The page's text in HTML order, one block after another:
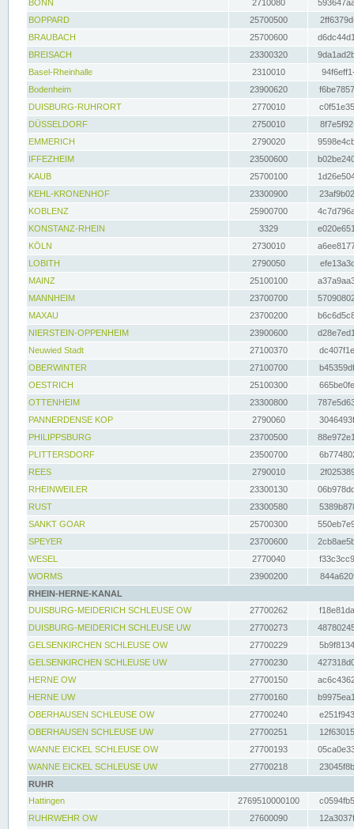
BONN
2710080
BOPPARD
25700500
BRAUBACH
25700600
BREISACH
23300320
Basel-Rheinhalle
2310010
Bodenheim
23900620
DUISBURG-RUHRORT
2770010
DÜSSELDORF
2750010
EMMERICH
2790020
IFFEZHEIM
23500600
KAUB
25700100
KEHL-KRONENHOF
23300900
KOBLENZ
25900700
KONSTANZ-RHEIN
3329
KÖLN
2730010
LOBITH
2790050
MAINZ
25100100
MANNHEIM
23700700
MAXAU
23700200
NIERSTEIN-OPPENHEIM
23900600
Neuwied Stadt
27100370
OBERWINTER
27100700
OESTRICH
25100300
OTTENHEIM
23300800
PANNERDENSE KOP
2790060
PHILIPPSBURG
23700500
PLITTERSDORF
23500700
REES
2790010
RHEINWEILER
23300130
RUST
23300580
SANKT GOAR
25700300
SPEYER
23700600
WESEL
2770040
WORMS
23900200
RHEIN-HERNE-KANAL
DUISBURG-MEIDERICH SCHLEUSE OW
27700262
DUISBURG-MEIDERICH SCHLEUSE UW
27700273
GELSENKIRCHEN SCHLEUSE OW
27700229
GELSENKIRCHEN SCHLEUSE UW
27700230
HERNE OW
27700150
HERNE UW
27700160
OBERHAUSEN SCHLEUSE OW
27700240
OBERHAUSEN SCHLEUSE UW
27700251
WANNE EICKEL SCHLEUSE OW
27700193
WANNE EICKEL SCHLEUSE UW
27700218
RUHR
Hattingen
2769510000100
RUHRWEHR OW
27600090